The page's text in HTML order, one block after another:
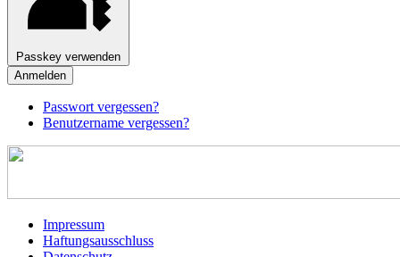
Passkey verwenden
Anmelden
Passwort vergessen?
Benutzername vergessen?
Impressum
Haftungsausschluss